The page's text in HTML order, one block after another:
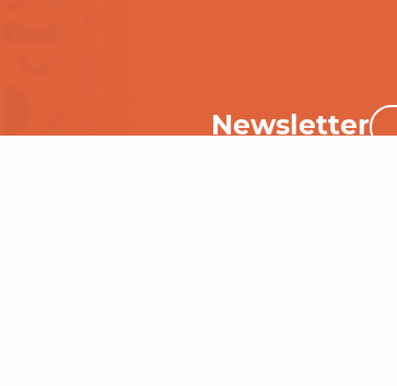
Newsletter